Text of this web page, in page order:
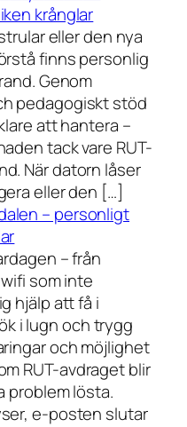
krånglar
eller den nya
finns personlig
Genom
pedagogiskt stöd
att hantera –
tack vare RUT-
När datorn låser
eller den […]
– personligt
– från
som inte
hjälp att få i
i lugn och trygg
och möjlighet
RUT-avdraget blir
problem lösta.
e-posten slutar